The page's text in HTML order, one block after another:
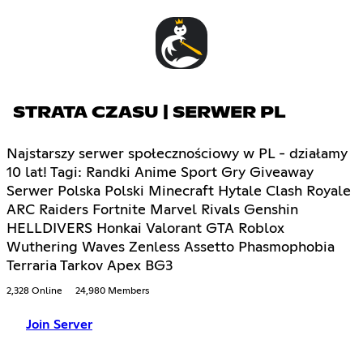
STRATA CZASU | SERWER PL
Najstarszy serwer społecznościowy w PL - działamy
10 lat! Tagi: Randki Anime Sport Gry Giveaway
Serwer Polska Polski Minecraft Hytale Clash Royale
ARC Raiders Fortnite Marvel Rivals Genshin
HELLDIVERS Honkai Valorant GTA Roblox
Wuthering Waves Zenless Assetto Phasmophobia
Terraria Tarkov Apex BG3
2,328 Online 24,980 Members
Join Server